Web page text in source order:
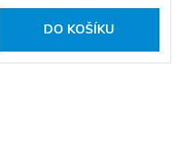
DO KOŠÍKU